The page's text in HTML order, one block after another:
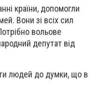
країни, допомогли
Вони зі всіх сил
вольове
депутат від
людей до думки, що в